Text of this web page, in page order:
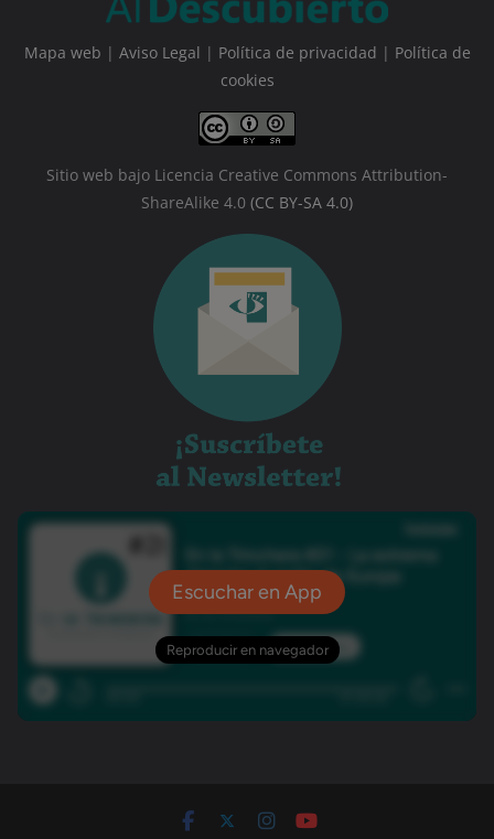
Mapa web | Aviso Legal | Política de privacidad | Política de
cookies
Sitio web bajo Licencia Creative Commons Attribution-
ShareAlike 4.0 (CC BY-SA 4.0)